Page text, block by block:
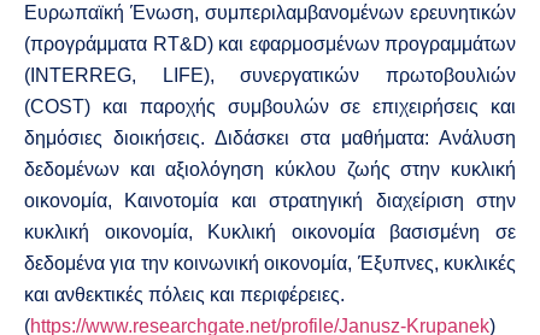
Ευρωπαϊκή Ένωση, συμπεριλαμβανομένων ερευνητικών
(προγράμματα RT&D) και εφαρμοσμένων προγραμμάτων
(INTERREG, LIFE), συνεργατικών πρωτοβουλιών
(COST) και παροχής συμβουλών σε επιχειρήσεις και
δημόσιες διοικήσεις. Διδάσκει στα μαθήματα: Ανάλυση
δεδομένων και αξιολόγηση κύκλου ζωής στην κυκλική
οικονομία, Καινοτομία και στρατηγική διαχείριση στην
κυκλική οικονομία, Κυκλική οικονομία βασισμένη σε
δεδομένα για την κοινωνική οικονομία, Έξυπνες, κυκλικές
και ανθεκτικές πόλεις και περιφέρειες.
(https://www.researchgate.net/profile/Janusz-Krupanek)